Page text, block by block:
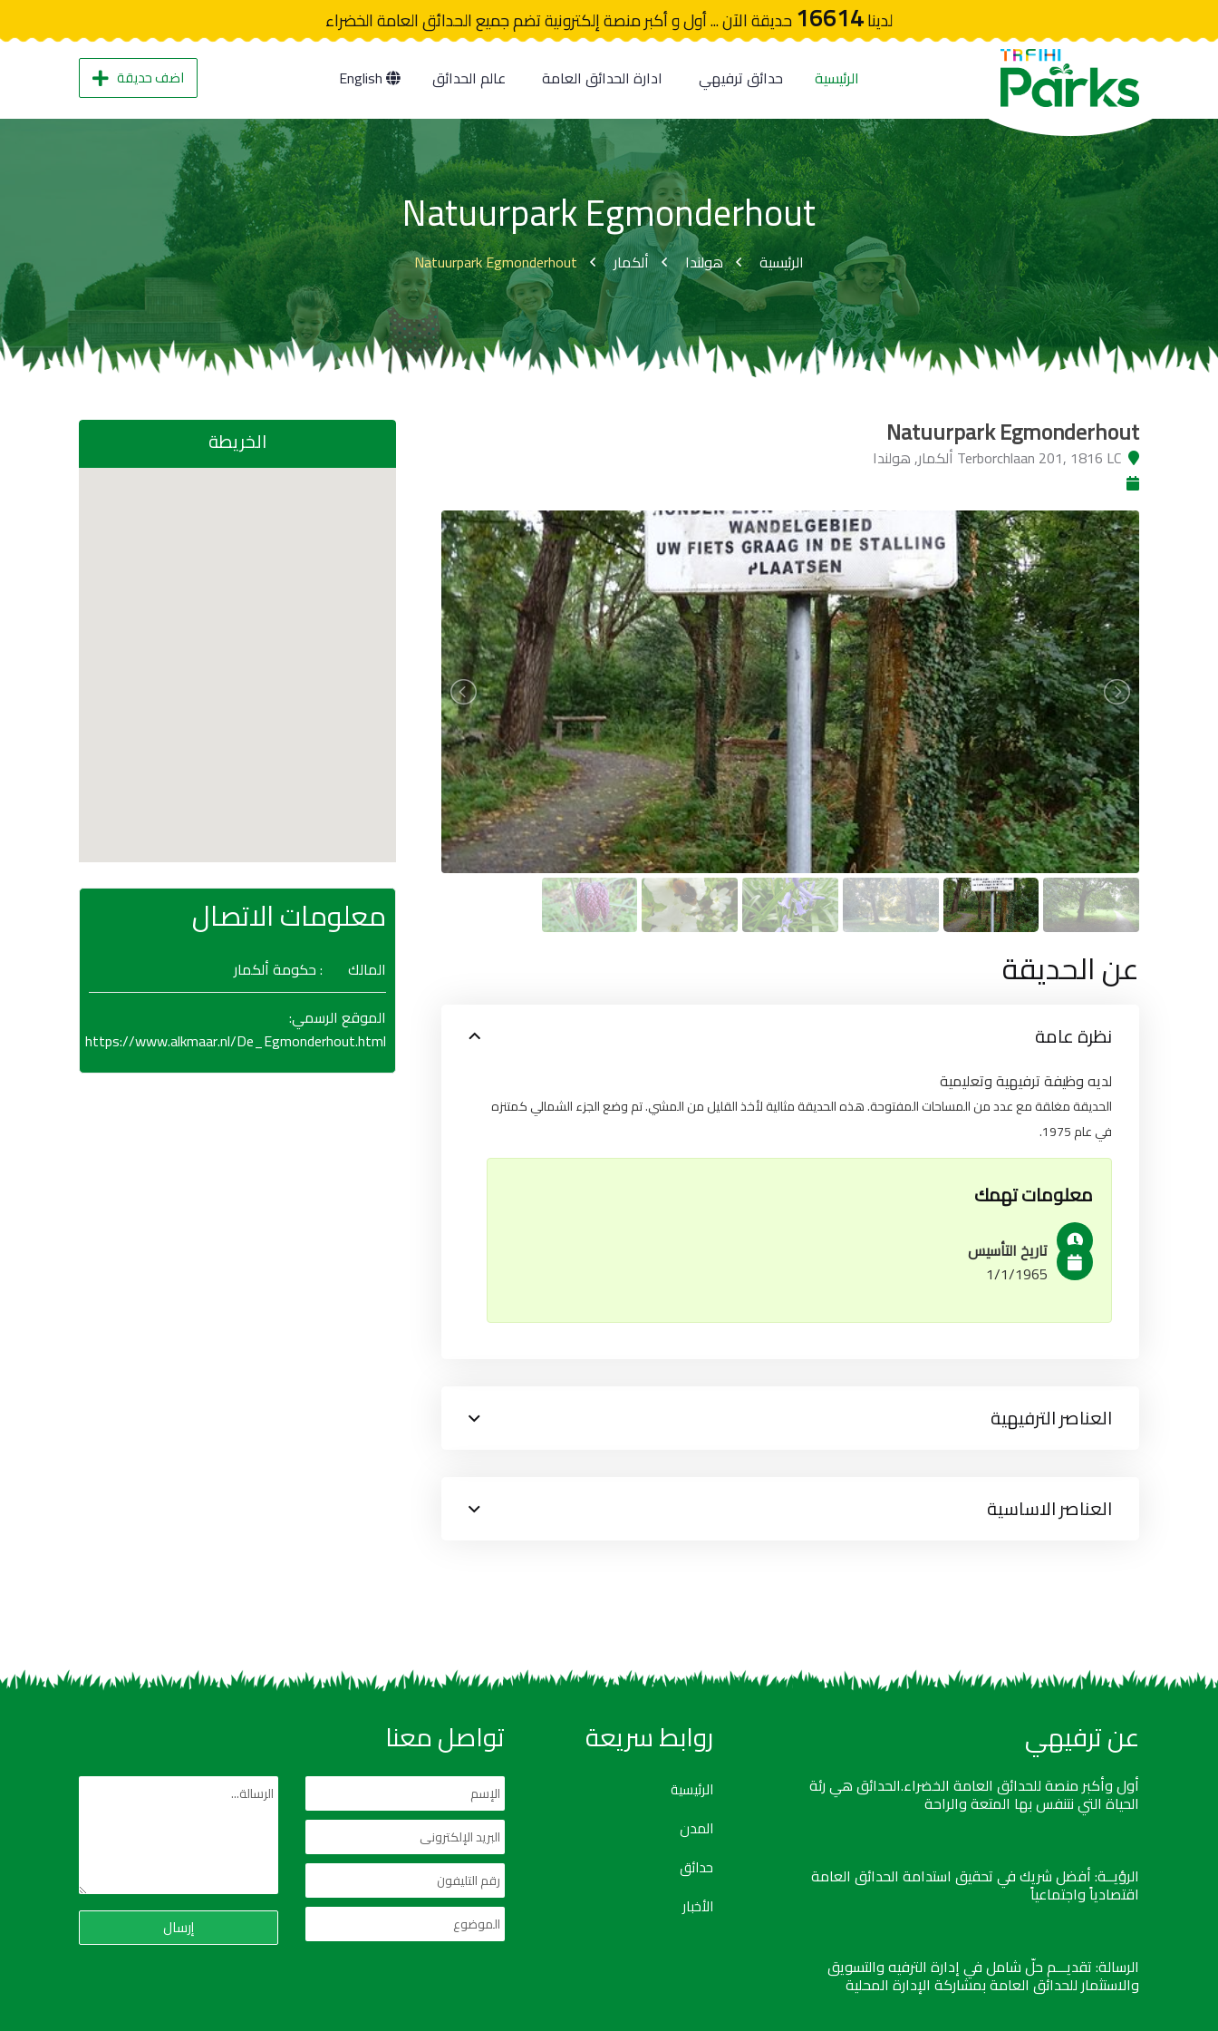
لدينا16614حديقة الآن ... أول و أكبر منصة إلكترونية تضم جميع الحدائق العامة الخضراء
الرئيسية حدائق ترفيهي ادارة الحدائق العامة عالم الحدائق اضف حديقة
Natuurpark Egmonderhout
الرئيسية هولندا ألكمار Natuurpark Egmonderhout
Natuurpark Egmonderhout
Terborchlaan 201, 1816 LC ألكمار, هولندا
عن الحديقة
نظرة عامة
لديه وظيفة ترفيهية وتعليمية
الحديقة مغلقة مع عدد من المساحات المفتوحة. هذه الحديقة مثالية لأخذ القليل من المشي. تم وضع الجزء الشمالي كمتنزه
في عام 1975.
معلومات تهمك
تاريخ التأسيس
1/1/1965
العناصر الترفيهية
العناصر الاساسية
الخريطة
معلومات الاتصال
المالك
: حكومة ألكمار
الموقع الرسمي:
https://www.alkmaar.nl/De_Egmonderhout.html
عن ترفيهي
أول وأكبر منصة للحدائق العامة الخضراء.الحدائق هي رئة
الحياة التي نتنفس بها المتعة والراحة
الرؤيــة: أفضل شريك في تحقيق استدامة الحدائق العامة
اقتصادياً واجتماعياً
الرسالة: تقديـــم حلّ شامل في إدارة الترفيه والتسويق
والاستثمار للحدائق العامة بمشاركة الإدارة المحلية
روابط سريعة
الرئيسية
المدن
حدائق
الأخبار
تواصل معنا
إرسال